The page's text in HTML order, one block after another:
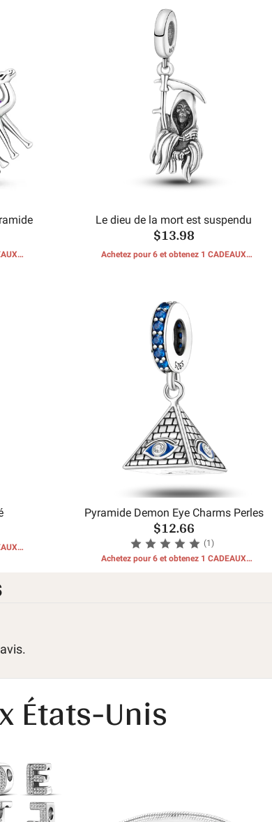
Le dieu de la mort est suspendu
$13.98
Achetez pour 6 et obtenez 1 CADEAUX
Pyramide Demon Eye Charms Perles
$12.66
(1)
Achetez pour 6 et obtenez 1 CADEAUX
États-Unis